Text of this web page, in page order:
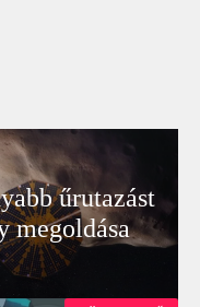
űrutazást
megoldása